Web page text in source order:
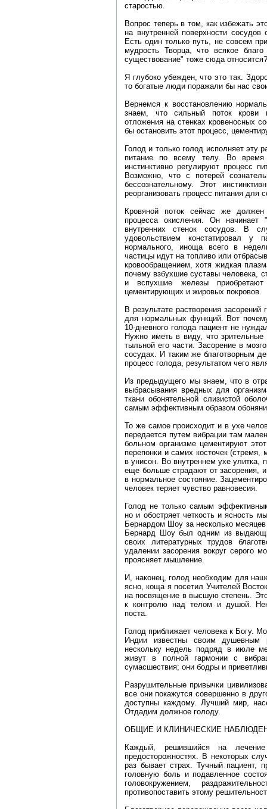
старостью.
Вопрос теперь в том, как избежать
на внутренней поверхности сосудов
Есть один только путь, не совсем
мудрость Творца, что всякое
существование" тоже сюда относится?
Я глубоко убежден, что это так.
то богатые люди поражали бы нас
Вернемся к восстановлению
знаем, что сильный поток крови
отложения на стенках кровеносных
бы остановить этот процесс,
Голод и только голод исполняет эту
питание по всему телу. Во время
инстинктивно регулируют процесс
Возможно, что с потерей
бессознательному. Этот
реорганизовать процесс питания для
Кровяной поток сейчас же
процесса окисления. Он начинает
внутренних стенок сосудов. В
удовольствием констатировал у
нормального, иноща всего в
частицы идут на топливо или
кровообращением, хотя жидкая
почему взбухшие суставы человека,
и вспухшие железы приобретают
цементирующих и жировых покровов.
В результате растворения
для нормальных функций. Вот
10-дневного голода пациент не
Нужно иметь в виду, что
тыльной его части. Засорение в
сосудах. И таким же благотворным
процесс голода, результатом чего
Из предыдущего мы знаем, что в
выбрасывания вредных для
ткани обонятельной слизистой
самым эффективным образом
То же самое происходит и в ухе
передается путем вибрации там
больном организме цементируют
перепонки и самих косточек (стремя,
в унисон. Во внутреннем ухе улитка,
еще больше страдают от засорения,
в нормальное состояние.
человек теряет чувство равновесия.
Голод не только самым
но и обостряет четкость и ясность
Бернардом Шоу за несколько
Бернард Шоу был одним из
своих литературных трудов
удалении засорения вокруг серого
проясняет мышление.
И, наконец, голод необходим для
ясно, коща я посетил Учителей
на посвящение в высшую степень.
к контролю над телом и душой.
поста.
Голод приближает человека к Богу.
Индии известны своим душевным
нескольку недель подряд в июле
живут в полной гармонии с
сумасшествия; они бодры и
Разрушительные привычки
все они покажутся совершенно в
доступны каждому. Лучший мир,
Отдадим должное голоду.
ОБЩИЕ И КЛИНИЧЕСКИЕ
Каждый, решившийся на
предосторожностях. В некоторых
раз бывает страх. Тучный пациент,
головную боль и подавленное
головокружением,
противопоставить этому